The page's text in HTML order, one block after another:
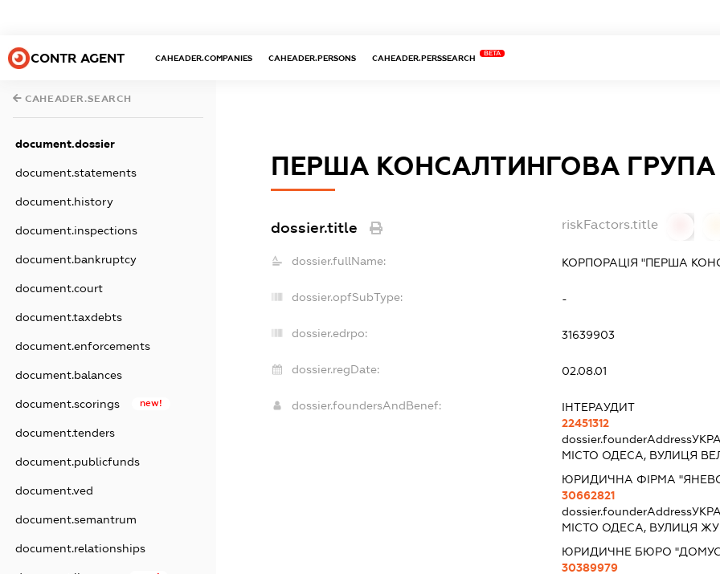
CONTR AGENT CAHEADER.COMPANIES CAHEADER.PERSONS CAHEADER.PERSSEARCH
BETA
CAHEADER.SEARCH
document.dossier
document.statements
document.history
document.inspections
document.bankruptcy
document.court
document.taxdebts
document.enforcements
document.balances
document.scorings new!
document.tenders
document.publicfunds
document.ved
document.semantrum
document.relationships
ПЕРША КОНСАЛТИНГОВА ГРУПА
dossier.title riskFactors.title
dossier.fullName: КОРПОРАЦІЯ "ПЕРША
dossier.opfSubType: -
dossier.edrpo: 31639903
dossier.regDate: 02.08.01
dossier.foundersAndBenef:
ІНТЕРАУДИТ
22451312
dossier.founderAddress
МІСТО ОДЕСА, ВУЛИЦЯ
ЮРИДИЧНА ФІРМА
30662821
dossier.founderAddress
МІСТО ОДЕСА, ВУЛИЦЯ
ЮРИДИЧНЕ БЮРО
30389979